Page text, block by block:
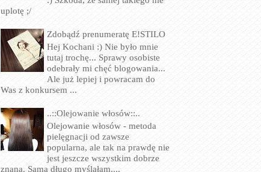
uplotę ;/
Zdobądź prenumeratę E!STILO
Hej Kochani :) Nie było mnie
tutaj trochę... Sprawy osobiste
odebrały mi chęć blogowania...
Ale już lepiej i powracam do
Was z konkursem ...
..::Olejowanie włosów::..
Olejowanie włosów - metoda
pielęgnacji od zawsze
popularna, ale tak na prawdę nie
jest jeszcze wszystkim dobrze
znana. Sama długo myślałam,...